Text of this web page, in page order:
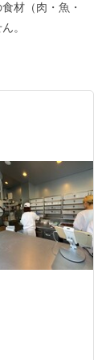
材（肉・魚・
。